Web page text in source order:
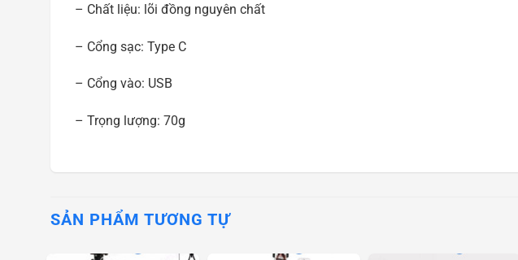
– Chất liệu: lõi đồng nguyên chất
– Cổng sạc: Type C
– Cổng vào: USB
– Trọng lượng: 70g
SẢN PHẨM TƯƠNG TỰ